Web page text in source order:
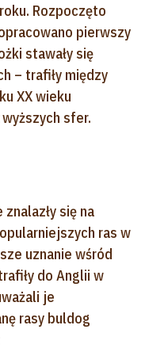
Rozpoczęto
pierwszy
stawały się
– trafiły między
XX wieku
sfer.
się na
ras w
uznanie wśród
do Anglii w
je
rasy buldog